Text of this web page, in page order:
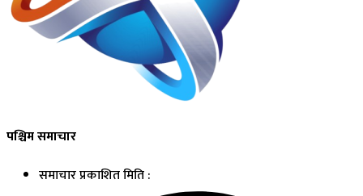
पश्चिम समाचार
समाचार प्रकाशित मिति :